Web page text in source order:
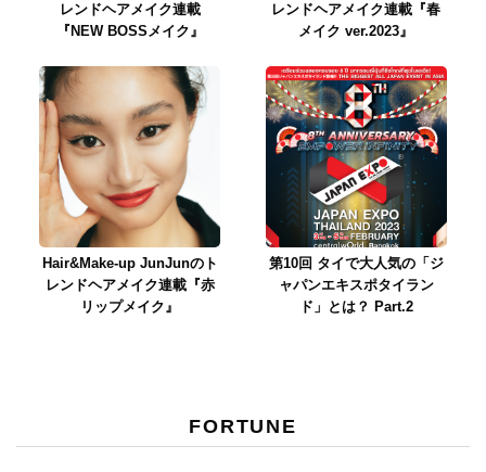
レンドヘアメイク連載
『NEW BOSSメイク』
レンドヘアメイク連載『春
メイク ver.2023』
Hair&Make-up JunJunのト
レンドヘアメイク連載『赤
リップメイク』
第10回 タイで大人気の「ジ
ャパンエキスポタイラン
ド」とは？ Part.2
FORTUNE